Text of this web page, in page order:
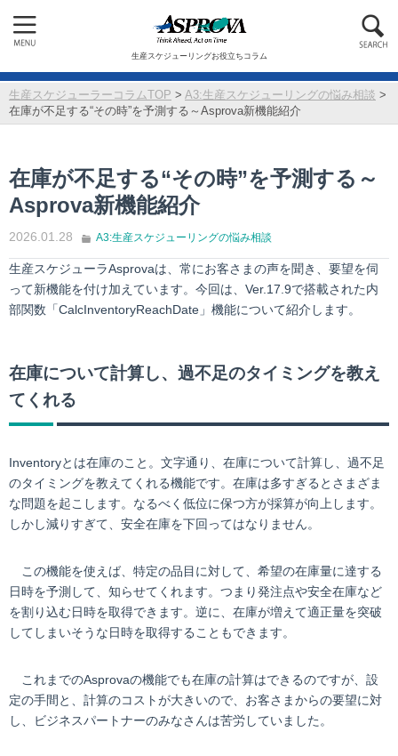
生産スケジューリングお役立ちコラム
生産スケジューラーコラムTOP > A3:生産スケジューリングの悩み相談 >
在庫が不足する“その時”を予測する～Asprova新機能紹介
在庫が不足する“その時”を予測する～
Asprova新機能紹介
2026.01.28 A3:生産スケジューリングの悩み相談
生産スケジューラAsprovaは、常にお客さまの声を聞き、要望を伺
って新機能を付け加えています。今回は、Ver.17.9で搭載された内
部関数「CalcInventoryReachDate」機能について紹介します。
在庫について計算し、過不足のタイミングを教え
てくれる
Inventoryとは在庫のこと。文字通り、在庫について計算し、過不足
のタイミングを教えてくれる機能です。在庫は多すぎるとさまざま
な問題を起こします。なるべく低位に保つ方が採算が向上します。
しかし減りすぎて、安全在庫を下回ってはなりません。
この機能を使えば、特定の品目に対して、希望の在庫量に達する
日時を予測して、知らせてくれます。つまり発注点や安全在庫など
を割り込む日時を取得できます。逆に、在庫が増えて適正量を突破
してしまいそうな日時を取得することもできます。
これまでのAsprovaの機能でも在庫の計算はできるのですが、設
定の手間と、計算のコストが大きいので、お客さまからの要望に対
し、ビジネスパートナーのみなさんは苦労していました。